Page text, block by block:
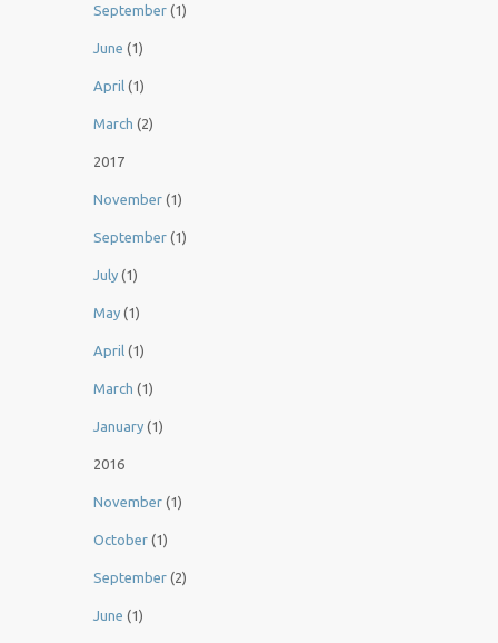
September (1)
June (1)
April (1)
March (2)
2017
November (1)
September (1)
July (1)
May (1)
April (1)
March (1)
January (1)
2016
November (1)
October (1)
September (2)
June (1)